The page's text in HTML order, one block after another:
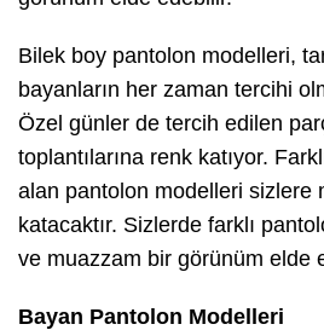
Bilek boy pantolon modelleri,
bayanların her zaman tercihi
Özel günler de tercih edilen
toplantılarına renk katıyor.
alan pantolon modelleri sizlere
katacaktır. Sizlerde farklı
ve muazzam bir görünüm elde
Bayan Pantolon Modelleri